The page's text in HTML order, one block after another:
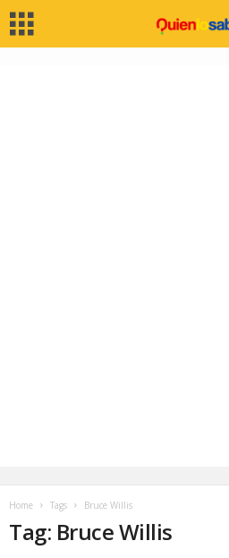
Home Tags Bruce Willis
Tag: Bruce Willis